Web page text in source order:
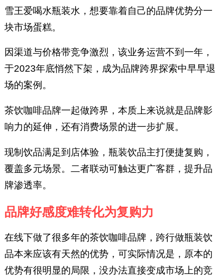
雪王爱喝水瓶装水，想要靠着自己的品牌优势分一
块市场蛋糕。
因渠道与价格带竞争激烈，该业务运营不到一年，
于2023年底悄然下架，成为品牌跨界探索中早早退
场的案例。
茶饮咖啡品牌一起做跨界，本质上来说就是品牌影
响力的延伸，还有消费场景的进一步扩展。
现制饮品满足到店体验，瓶装饮品主打便捷复购，
覆盖多元场景。二者联动可触达更广客群，提升品
牌渗透率。
品牌好感度难转化为复购力
在线下做了很多年的茶饮咖啡品牌，跨行做瓶装饮
品本来应该有天然的优势，可实际情况是，原本的
优势有很明显的局限，没办法直接变成市场上的竞